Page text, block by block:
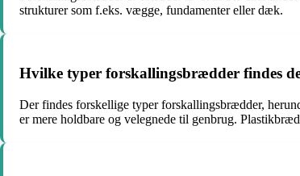
strukturer som f.eks. vægge, fundamenter eller dæk.
Hvilke typer forskallingsbrædder findes
Der findes forskellige typer forskallingsbrædder,
er mere holdbare og velegnede til genbrug.